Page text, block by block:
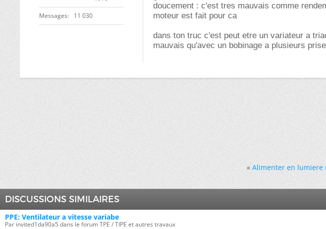
Messages 11 030
doucement : c'est tres mauvais comme
moteur est fait pour ca
dans ton truc c'est peut etre un variateur a
mauvais qu'avec un bobinage a plusieurs prise
« Alimenter en lumiere
DISCUSSIONS SIMILAIRES
PPE: Ventilateur a vitesse variabe
Par invited1da90a5 dans le forum TPE / TIPE et autres travaux